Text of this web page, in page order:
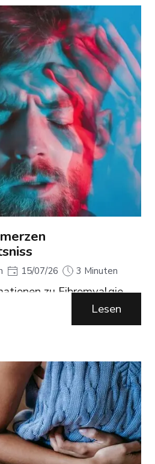
15/07/26 3 Minuten
zu Fibromyalgie,
Diagnose, Therapie und
Selbsthilfe
Lesen